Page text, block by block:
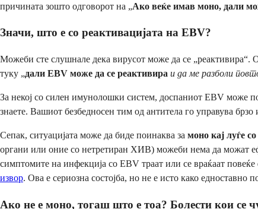
причината зошто одговорот на „Ако веќе имав моно, дали
Значи, што е со реактивацијата на EBV?
Можеби сте слушнале дека вирусот може да се „реактивира“.
туку „дали EBV може да се реактивира и да ме разболи
За некој со силен имунолошки систем, доспаниот EBV може
знаете. Вашиот безбедносен тим од антитела го управува
Сепак, ситуацијата може да биде поинаква за моно кај луѓе
органи или оние со нетретиран ХИВ) можеби нема да можат
симптомите на инфекција со EBV траат или се враќаат
извор. Ова е сериозна состојба, но не е исто како едноставно
Ако не е моно, тогаш што е тоа? Болести кои се